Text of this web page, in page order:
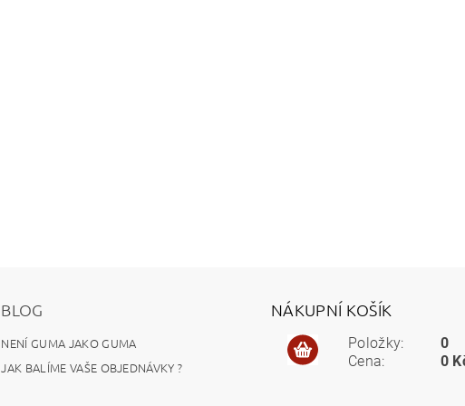
BLOG
NENÍ GUMA JAKO GUMA
JAK BALÍME VAŠE OBJEDNÁVKY ?
NÁKUPNÍ KOŠÍK
Položky:
Cena:
0
0